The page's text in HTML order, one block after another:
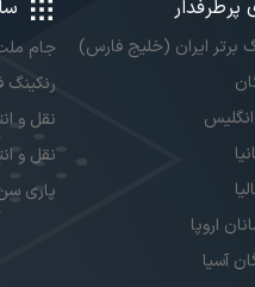
برتر ایران (خلیج فارس)
اروپا
آسیا
جام
رنکینگ
نقل و
نقل و
پاری